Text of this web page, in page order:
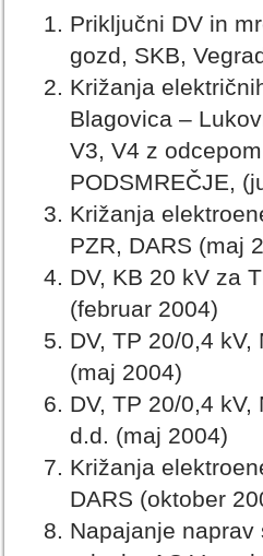
Priključni DV in
gozd, SKB,
Križanja
Blagovica –
V3, V4 z
PODSMREČJE,
Križanja
PZR, DARS (maj
DV, KB 20 kV za
(februar 2004)
DV, TP 20/0,4
(maj 2004)
DV, TP 20/0,4
d.d. (maj 2004)
Križanja
DARS (oktober
Napajanje